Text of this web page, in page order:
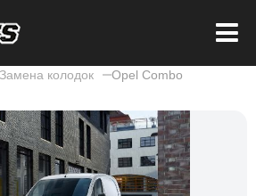
Замена колодок Opel Combo